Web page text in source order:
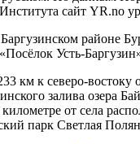
сайт YR.no
районе
Усть-
км к северо-востоку
залива озера
от села
парк Светлая